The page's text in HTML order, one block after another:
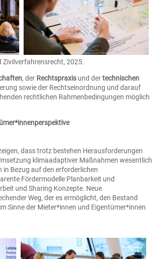
2025.
, der Rechtspraxis und dertechnischen
sowie der Rechtseinordnung und darauf
rechtlichen Rahmenbedingungen möglich
dass trotz bestehen Herausforderungen
klimaadaptiver Maßnahmen wesentlich
Bezug auf den erforderlichen
Fördermodelle Planbarkeit und
und Sharing Konzepte. Neue
Weg, der es ermöglicht, den Bestand
Sinne der Mieter*innen und Eigentümer*innen